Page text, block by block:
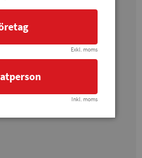
Exkl. moms
Inkl. moms